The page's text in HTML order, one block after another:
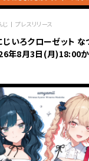
じ プレスリリース
じいろクローゼット な
年8月3日(月)18:00か